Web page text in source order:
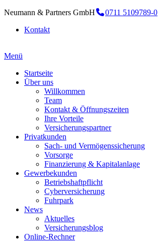
Neumann & Partners GmbH 0711 5109789-0
Kontakt
Menü
Startseite
Über uns
Willkommen
Team
Kontakt & Öffnungszeiten
Ihre Vorteile
Versicherungspartner
Privatkunden
Sach- und Vermögenssicherung
Vorsorge
Finanzierung & Kapitalanlage
Gewerbekunden
Betriebshaftpflicht
Cyberversicherung
Fuhrpark
News
Aktuelles
Versicherungsblog
Online-Rechner